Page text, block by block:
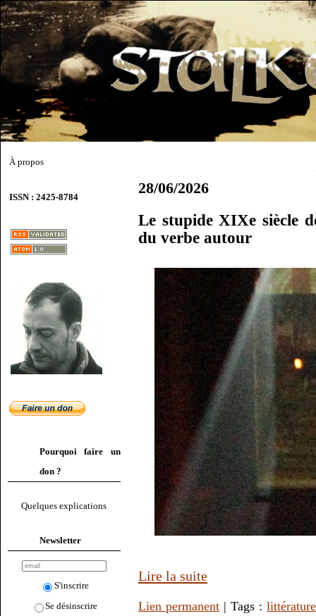
À propos
ISSN : 2425-8784
Pourquoi faire un
don ?
Quelques explications
Newsletter
S'inscrire
Se désinscrire
28/06/2026
Le stupide XIXe siècle
du verbe autour
Lire la suite
Lien permanent | Tags :littérature